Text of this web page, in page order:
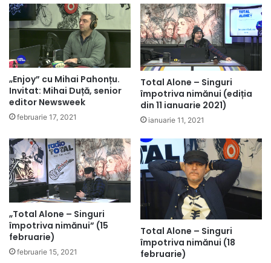
„Enjoy” cu Mihai Pahonțu.
Invitat: Mihai Duță, senior
editor Newsweek
februarie 17, 2021
Total Alone – Singuri
împotriva nimănui (ediția
din 11 ianuarie 2021)
ianuarie 11, 2021
„Total Alone – Singuri
împotriva nimănui” (15
februarie)
februarie 15, 2021
Total Alone – Singuri
împotriva nimănui (18
februarie)